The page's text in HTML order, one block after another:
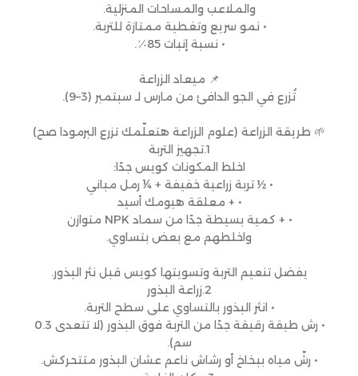
والملاعب والمساحات المنزلية.
• نمو سريع وتغطية ممتازة للتربة.
• نسبة إنبات 85٪.
📌 ميعاد الزراعة
تُزرع في الجو الدافئ من مارس لـ سبتمبر (3–9).
🌱 طريقة الزراعة (علوم الزراعة هتعلّمك تزرع البرمودا صح)
1.تجهيز التربة
اخلط المكونات كويس جدًا:
• ½ تربة زراعية خفيفة + ¼ رمل مباني
• + معلقة هيومك أسيد
• + كمية بسيطة جدًا من سماد NPK متوازن
واخلطهم مع بعض بتساوي.
يفضل تنعيم التربة وتسويتها كويس قبل نثر البذور.
2.زراعة البذور
• انثر البذور بالتساوي على سطح التربة.
• رش طبقة رقيقة جدًا من التربة فوق البذور (لا تتعدى 0.3
سم).
• رشّ مياه ببخاخ أو رشاش ناعم عشان البذور متتحركش.